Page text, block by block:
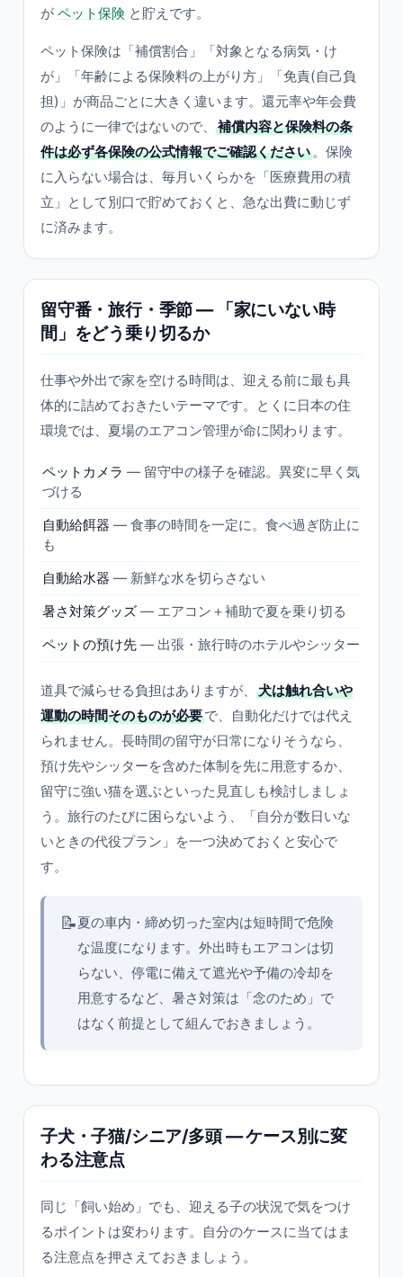
が ペット保険 と貯えです。
ペット保険は「補償割合」「対象となる病気・け
が」「年齢による保険料の上がり方」「免責(自己負
担)」が商品ごとに大きく違います。還元率や年会費
のように一律ではないので、
補償内容と保険料の条
件は必ず各保険の公式情報でご確認ください。保険
に入らない場合は、毎月いくらかを「医療費用の積
立」として別口で貯めておくと、急な出費に動じず
に済みます。
留守番・旅行・季節 — 「家にいない時
間」をどう乗り切るか
仕事や外出で家を空ける時間は、迎える前に最も具
体的に詰めておきたいテーマです。とくに日本の住
環境では、夏場のエアコン管理が命に関わります。
ペットカメラ — 留守中の様子を確認。異変に早く気
づける
自動給餌器 — 食事の時間を一定に。食べ過ぎ防止に
も
自動給水器 — 新鮮な水を切らさない
暑さ対策グッズ — エアコン＋補助で夏を乗り切る
ペットの預け先 — 出張・旅行時のホテルやシッター
道具で減らせる負担はありますが、
犬は触れ合いや
運動の時間そのものが必要で、自動化だけでは代え
られません。長時間の留守が日常になりそうなら、
預け先やシッターを含めた体制を先に用意するか、
留守に強い猫を選ぶといった見直しも検討しましょ
う。旅行のたびに困らないよう、「自分が数日いな
いときの代役プラン」を一つ決めておくと安心で
す。
📝夏の車内・締め切った室内は短時間で危険
な温度になります。外出時もエアコンは切
らない、停電に備えて遮光や予備の冷却を
用意するなど、暑さ対策は「念のため」で
はなく前提として組んでおきましょう。
子犬・子猫/シニア/多頭 — ケース別に変
わる注意点
同じ「飼い始め」でも、迎える子の状況で気をつけ
るポイントは変わります。自分のケースに当てはま
る注意点を押さえておきましょう。